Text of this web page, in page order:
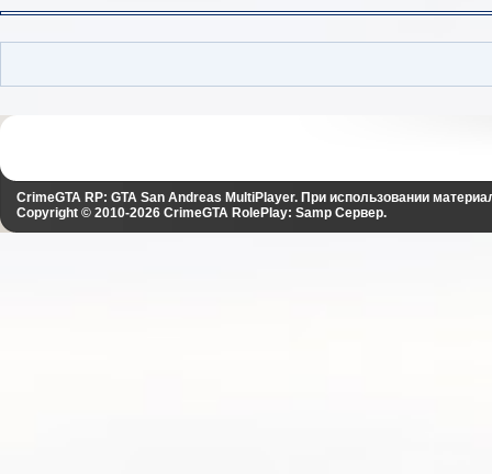
CrimeGTA RP: GTA San Andreas MultiPlayer. При использовании
Copyright © 2010-2026 CrimeGTA RolePlay: Samp Сервер.